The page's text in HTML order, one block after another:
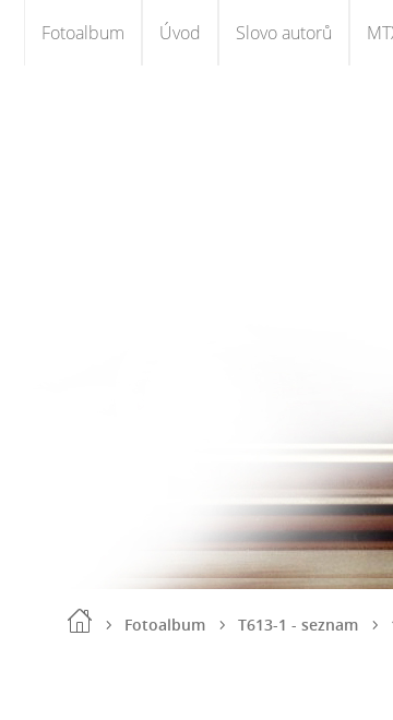
Fotoalbum Úvod Slovo autorů
Fotoalbum T613-1 - seznam